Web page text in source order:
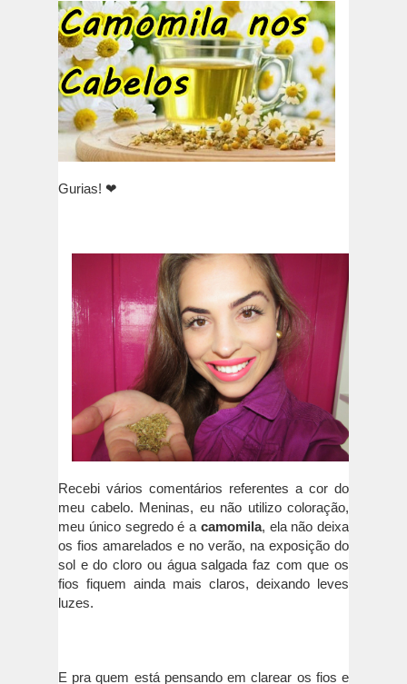
Gurias! ❤
Recebi vários comentários referentes a cor do
meu cabelo. Meninas, eu não utilizo coloração,
meu único segredo é a camomila, ela não deixa
os fios amarelados e no verão, na exposição do
sol e do cloro ou água salgada faz com que os
fios fiquem ainda mais claros, deixando leves
luzes.
E pra quem está pensando em clarear os fios e